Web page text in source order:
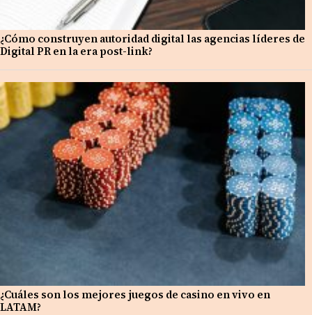
¿Cómo construyen autoridad digital las agencias líderes de
Digital PR en la era post-link?
¿Cuáles son los mejores juegos de casino en vivo en
LATAM?